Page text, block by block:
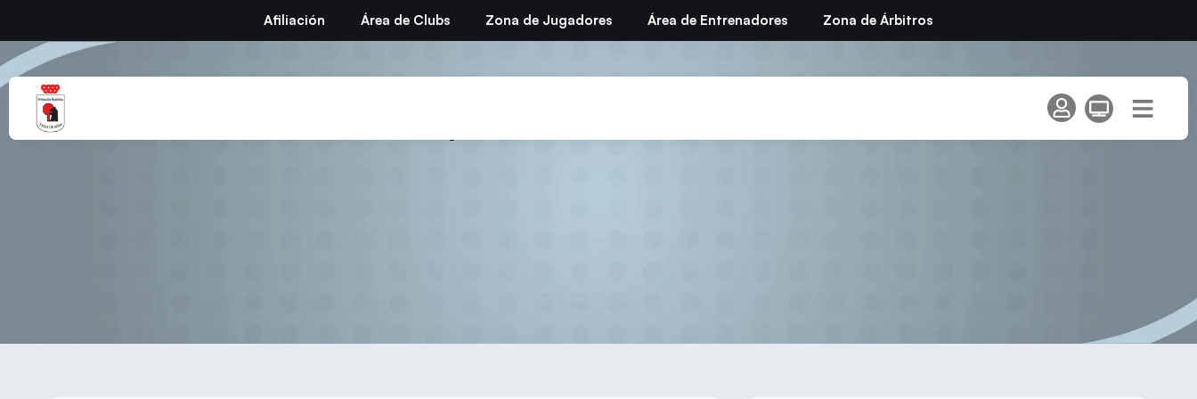
Afiliación Área de Clubs Zona de Jugadores Área de Entrenadores Zona de Árbitros